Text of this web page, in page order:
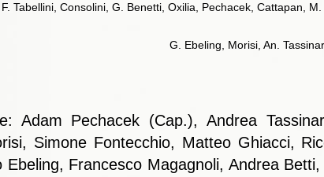
F. Tabellini, Consolini, G. Benetti, Oxilia, Pechacek, Cattapan,
G. Ebeling, Morisi, An.
Adam Pechacek (Cap.), Andrea
Simone Fontecchio, Matteo Ghiacci,
Ebeling, Francesco Magagnoli, Andrea